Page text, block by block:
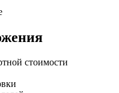
стоимости